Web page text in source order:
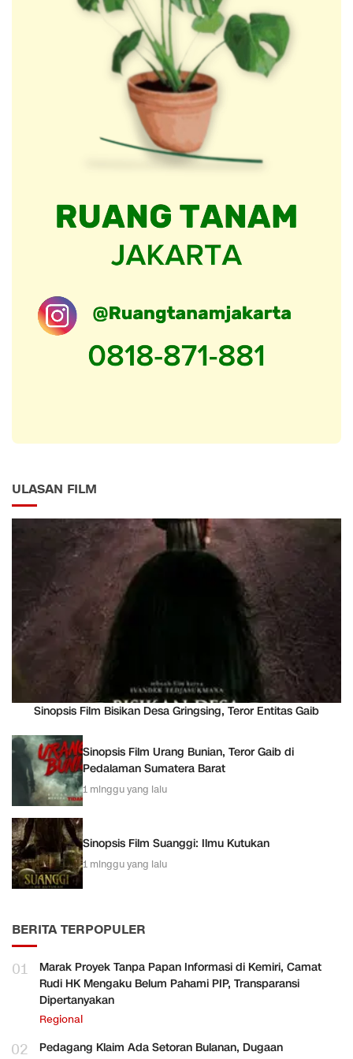
ULASAN FILM
Sinopsis Film Bisikan Desa Gringsing, Teror Entitas Gaib
Sinopsis Film Urang Bunian, Teror Gaib di
Pedalaman Sumatera Barat
1 minggu yang lalu
Sinopsis Film Suanggi: Ilmu Kutukan
1 minggu yang lalu
BERITA TERPOPULER
01
Marak Proyek Tanpa Papan Informasi di Kemiri, Camat
Rudi HK Mengaku Belum Pahami PIP, Transparansi
Dipertanyakan
Regional
02
Pedagang Klaim Ada Setoran Bulanan, Dugaan